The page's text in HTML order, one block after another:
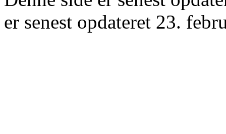
er senest opdateret 23.